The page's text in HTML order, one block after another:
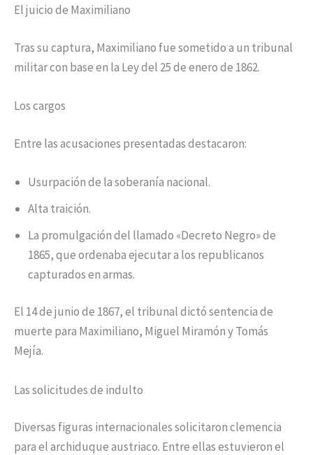
El juicio de Maximiliano
Tras su captura, Maximiliano fue sometido a un tribunal
militar con base en la Ley del 25 de enero de 1862.
Los cargos
Entre las acusaciones presentadas destacaron:
Usurpación de la soberanía nacional.
Alta traición.
La promulgación del llamado «Decreto Negro» de
1865, que ordenaba ejecutar a los republicanos
capturados en armas.
El 14 de junio de 1867, el tribunal dictó sentencia de
muerte para Maximiliano, Miguel Miramón y Tomás
Mejía.
Las solicitudes de indulto
Diversas figuras internacionales solicitaron clemencia
para el archiduque austriaco. Entre ellas estuvieron el